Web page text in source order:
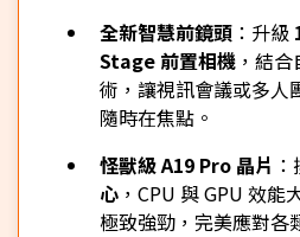
全新智慧前鏡頭 ：升級
Stage 前置相機 ，結
術，讓視訊會議或多人
隨時在焦點。
怪獸級 A19 Pro 晶片
心 ，CPU 與 GPU 效
極致強勁，完美應對各